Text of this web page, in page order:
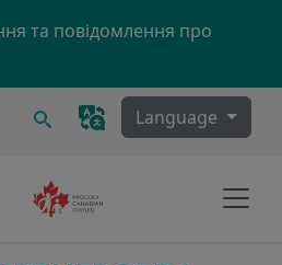
та повідомлення про
Пошук Language